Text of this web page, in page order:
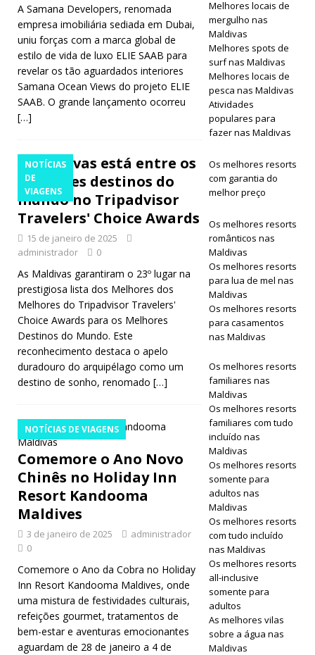
RESORTS 5
ESTRELAS
[ Junho 11,
2026 ]
Named
Among the
World’s Best
RESORTS 5
ESTRELAS
A Samana Developers, renomada
empresa imobiliária sediada em Dubai,
uniu forças com a marca global de
estilo de vida de luxo ELIE SAAB para
revelar os tão aguardados interiores
Samana Ocean Views do projeto ELIE
SAAB. O grande lançamento ocorreu
[…]
NOTÍCIAS
DE
VIAGENS
Maldivas está entre os
melhores destinos do
mundo no Tripadvisor
Travelers' Choice Awards
15 de janeiro de 2025
administrador
0
As Maldivas garantiram o 23º lugar na
prestigiosa lista dos Melhores dos
Melhores do Tripadvisor Travelers'
Choice Awards para os Melhores
Destinos do Mundo. Este
reconhecimento destaca o apelo
duradouro do arquipélago como um
destino de sonho, renomado […]
NOTÍCIAS DE VIAGENS
Comemore o Ano Novo
Chinês no Holiday Inn
Resort Kandooma
Maldives
3 de janeiro de 2025
administrador
0
Comemore o Ano da Cobra no Holiday
Inn Resort Kandooma Maldives, onde
uma mistura de festividades culturais,
refeições gourmet, tratamentos de
bem-estar e aventuras emocionantes
aguardam de 28 de janeiro a 4 de
Melhores locais de
mergulho nas
Maldivas
Melhores spots de
surf nas Maldivas
Melhores locais de
pesca nas Maldivas
Atividades
populares para
fazer nas Maldivas
Os melhores resorts
com garantia do
melhor preço
Os melhores resorts
românticos nas
Maldivas
Os melhores resorts
para lua de mel nas
Maldivas
Os melhores resorts
para casamentos
nas Maldivas
Os melhores resorts
familiares nas
Maldivas
Os melhores resorts
familiares com tudo
incluído nas
Maldivas
Os melhores resorts
somente para
adultos nas
Maldivas
Os melhores resorts
com tudo incluído
nas Maldivas
Os melhores resorts
all-inclusive
somente para
adultos
As melhores vilas
sobre a água nas
Maldivas